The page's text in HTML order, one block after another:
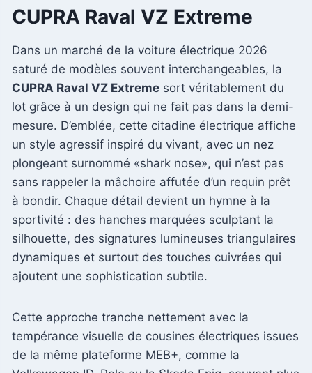
CUPRA Raval VZ Extreme
Dans un marché de la voiture électrique 2026
saturé de modèles souvent interchangeables, la
CUPRA Raval VZ Extreme sort véritablement du
lot grâce à un design qui ne fait pas dans la demi-
mesure. D’emblée, cette citadine électrique affiche
un style agressif inspiré du vivant, avec un nez
plongeant surnommé «shark nose», qui n’est pas
sans rappeler la mâchoire affutée d’un requin prêt
à bondir. Chaque détail devient un hymne à la
sportivité : des hanches marquées sculptant la
silhouette, des signatures lumineuses triangulaires
dynamiques et surtout des touches cuivrées qui
ajoutent une sophistication subtile.
Cette approche tranche nettement avec la
tempérance visuelle de cousines électriques issues
de la même plateforme MEB+, comme la